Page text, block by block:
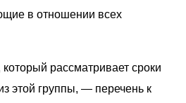
в отношении всех
рассматривает сроки
этой группы, — перечень к